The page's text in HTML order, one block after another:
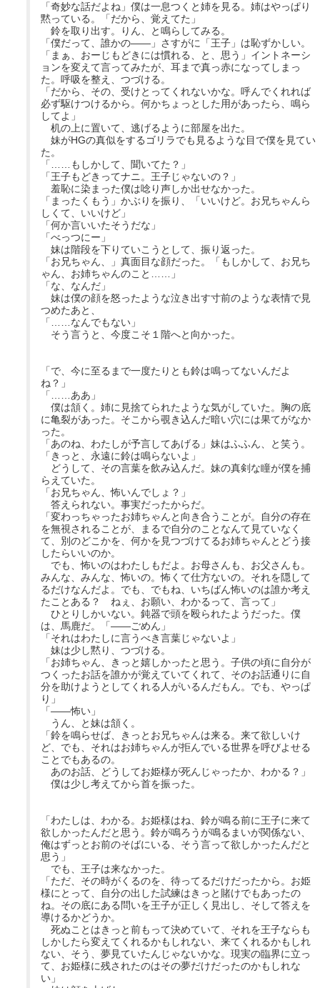
「奇妙な話だよね」僕は一息つくと姉を見る。姉はやっぱり
黙っている。「だから、覚えてた」
鈴を取り出す。りん、と鳴らしてみる。
「僕だって、誰かの――」さすがに「王子」は恥ずかしい。
「まぁ、おーじもどきには慣れる、と、思う」イントネーシ
ョンを変えて言ってみたが、耳まで真っ赤になってしまっ
た。呼吸を整え、つづける。
「だから、その、受けとってくれないかな。呼んでくれれば
必ず駆けつけるから。何かちょっとした用があったら、鳴ら
してよ」
机の上に置いて、逃げるように部屋を出た。
妹がHGの真似をするゴリラでも見るような目で僕を見てい
た。
「……もしかして、聞いてた？」
「王子もどきってナニ。王子じゃないの？」
羞恥に染まった僕は唸り声しか出せなかった。
「まったくもう」かぶりを振り、「いいけど。お兄ちゃんら
しくて、いいけど」
「何か言いいたそうだな」
「べっつにー」
妹は階段を下りていこうとして、振り返った。
「お兄ちゃん、」真面目な顔だった。「もしかして、お兄ち
ゃん、お姉ちゃんのこと……」
「な、なんだ」
妹は僕の顔を怒ったような泣き出す寸前のような表情で見
つめたあと、
「……なんでもない」
そう言うと、今度こそ１階へと向かった。
「で、今に至るまで一度たりとも鈴は鳴ってないんだよ
ね？」
「……ああ」
僕は頷く。姉に見捨てられたような気がしていた。胸の底
に亀裂があった。そこから覗き込んだ暗い穴には果てがなか
った。
「あのね、わたしが予言してあげる」妹はふふん、と笑う。
「きっと、永遠に鈴は鳴らないよ」
どうして、その言葉を飲み込んだ。妹の真剣な瞳が僕を捕
らえていた。
「お兄ちゃん、怖いんでしょ？」
答えられない。事実だったからだ。
「変わっちゃったお姉ちゃんと向き合うことが。自分の存在
を無視されることが、まるで自分のことなんて見ていなく
て、別のどこかを、何かを見つづけてるお姉ちゃんとどう接
したらいいのか。
でも、怖いのはわたしもだよ。お母さんも、お父さんも。
みんな、みんな、怖いの。怖くて仕方ないの。それを隠して
るだけなんだよ。でも、でもね、いちばん怖いのは誰か考え
たことある？ ねぇ、お願い、わかるって、言って」
ひとりしかいない。鈍器で頭を殴られたようだった。僕
は、馬鹿だ。「――ごめん」
「それはわたしに言うべき言葉じゃないよ」
妹は少し黙り、つづける。
「お姉ちゃん、きっと嬉しかったと思う。子供の頃に自分が
つくったお話を誰かが覚えていてくれて、そのお話通りに自
分を助けようとしてくれる人がいるんだもん。でも、やっぱ
り」
「――怖い」
うん、と妹は頷く。
「鈴を鳴らせば、きっとお兄ちゃんは来る。来て欲しいけ
ど、でも、それはお姉ちゃんが拒んでいる世界を呼びよせる
ことでもあるの。
あのお話、どうしてお姫様が死んじゃったか、わかる？」
僕は少し考えてから首を振った。
「わたしは、わかる。お姫様はね、鈴が鳴る前に王子に来て
欲しかったんだと思う。鈴が鳴ろうが鳴るまいが関係ない、
俺はずっとお前のそばにいる、そう言って欲しかったんだと
思う」
でも、王子は来なかった。
「ただ、その時がくるのを、待ってるだけだったから。お姫
様にとって、自分の出した試練はきっと賭けでもあったの
ね。その底にある問いを王子が正しく見出し、そして答えを
導けるかどうか。
死ぬことはきっと前もって決めていて、それを王子ならも
しかしたら変えてくれるかもしれない、来てくれるかもしれ
ない、そう、夢見ていたんじゃないかな。現実の臨界に立っ
て、お姫様に残されたのはその夢だけだったのかもしれな
い」